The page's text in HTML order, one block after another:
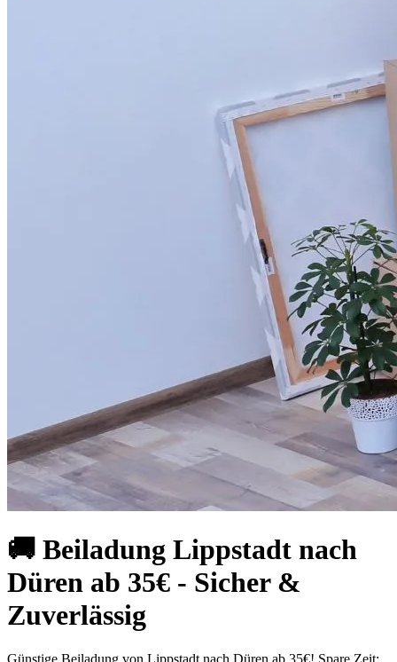
🚚 Beiladung Lippstadt nach
Düren ab 35€ - Sicher &
Zuverlässig
Günstige Beiladung von Lippstadt nach Düren ab 35€! Spare Zeit: